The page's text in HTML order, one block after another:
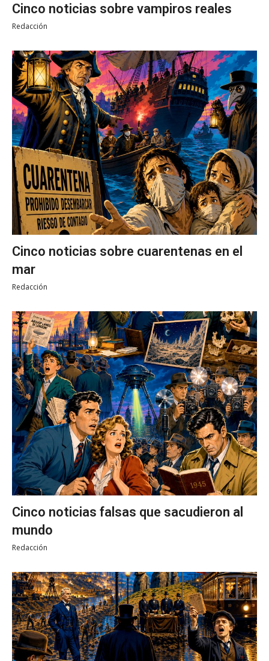
Cinco noticias sobre vampiros reales
Redacción
Cinco noticias sobre cuarentenas en el
mar
Redacción
Cinco noticias falsas que sacudieron al
mundo
Redacción